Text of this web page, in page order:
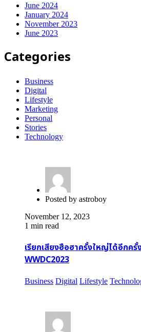
June 2024
January 2024
November 2023
June 2023
Categories
Business
Digital
Lifestyle
Marketing
Personal
Stories
Technology
Posted by astroboy
November 12, 2023
1 min read
เรียกเสียงฮือฮาครั้งใหญ่ได้อีกครั้
WWDC2023
Business Digital Lifestyle